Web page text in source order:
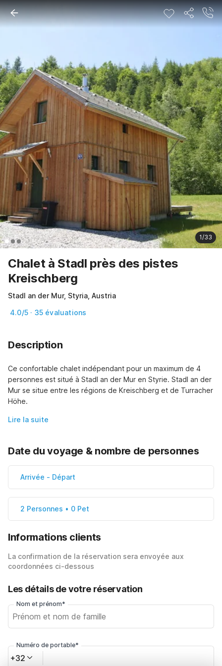
1/33
Chalet à Stadl près des pistes
Kreischberg
Stadl an der Mur, Styria, Austria
4.0/5 · 35 évaluations
Description
Ce confortable chalet indépendant pour un maximum de 4
personnes est situé à Stadl an der Mur en Styrie. Stadl an der
Mur se situe entre les régions de Kreischberg et de Turracher
Höhe.
Lire la suite
Date du voyage & nombre de personnes
Arrivée - Départ
2 Personnes • 0 Pet
Informations clients
La confirmation de la réservation sera envoyée aux
coordonnées ci-dessous
Les détails de votre réservation
Nom et prénom*
Numéro de portable*
+32